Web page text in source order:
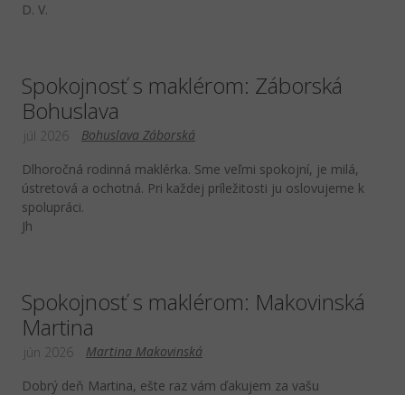
D. V.
Spokojnosť s maklérom: Záborská
Bohuslava
Bohuslava Záborská
júl 2026
Dlhoročná rodinná maklérka. Sme veľmi spokojní, je milá,
ústretová a ochotná. Pri každej príležitosti ju oslovujeme k
spolupráci.
Jh
Spokojnosť s maklérom: Makovinská
Martina
Martina Makovinská
jún 2026
Dobrý deň Martina, ešte raz vám ďakujem za vašu